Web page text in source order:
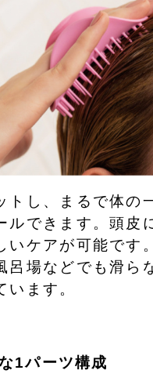
トし、まるで体の
ルできます。頭皮
いケアが可能です。
呂場などでも滑ら
います。
1パーツ構成